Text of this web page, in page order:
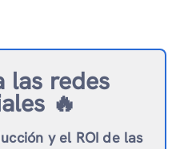
las redes
🔥
y el ROI de las